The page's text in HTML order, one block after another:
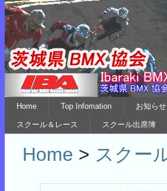
Home Top Infomation お知らせ
スクール＆レース スクール出席簿
Home > スクー